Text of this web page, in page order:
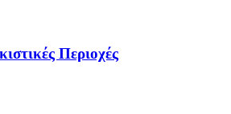
Περιοχές